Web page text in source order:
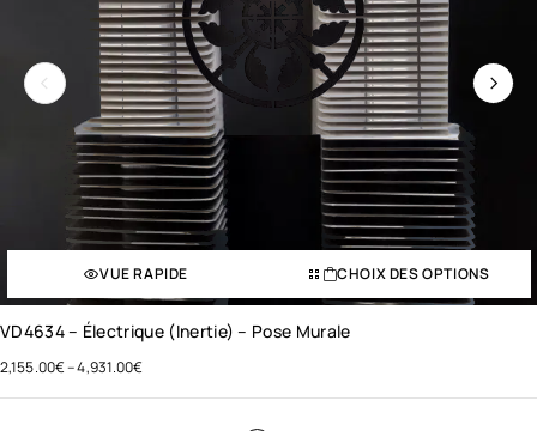
VUE RAPIDE CHOIX DES OPTIONS
VD4634 – Électrique (inertie) – Pose Murale
2,155.00€–4,931.00€